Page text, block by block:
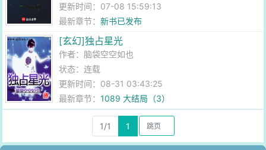
更新时间：07-08 15:59:13
最新章节：新书已发布
[玄幻]独占星光
作者： 脑袋空空如也
状态：连载
更新时间：08-31 03:43:25
最新章节：1089 大结局（3）
1/1 1